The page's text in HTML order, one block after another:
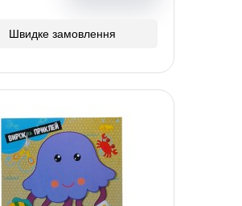
Швидке замовлення